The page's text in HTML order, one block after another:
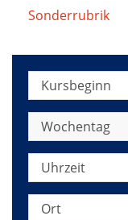
Sonderrubrik
Kursbeginn
Wochentag
Uhrzeit
Ort